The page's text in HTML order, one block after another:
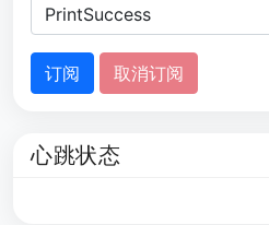
订阅 取消订阅
心跳状态